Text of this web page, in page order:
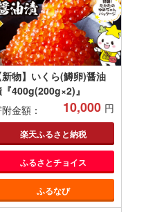
新物】いくら(鱒卵)醤油
400g(200g×2)』
金額：
10,000 円
楽天ふるさと納税
ふるさとチョイス
ふるなび